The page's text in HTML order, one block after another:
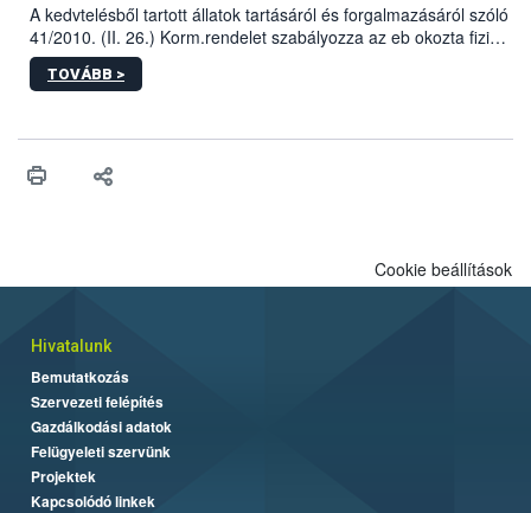
A kedvtelésből tartott állatok tartásáról és forgalmazásáról szóló
41/2010. (II. 26.) Korm.rendelet szabályozza az eb okozta fizikai
sérülés, illetve ennek veszélye keletkezésekor felmerülő
hatósági feladatokat, valamint a veszélyes eb tartását és annak
TOVÁBB >
Cookie beállítások
Hivatalunk
Bemutatkozás
Szervezeti felépítés
Gazdálkodási adatok
Felügyeleti szervünk
Projektek
Kapcsolódó linkek